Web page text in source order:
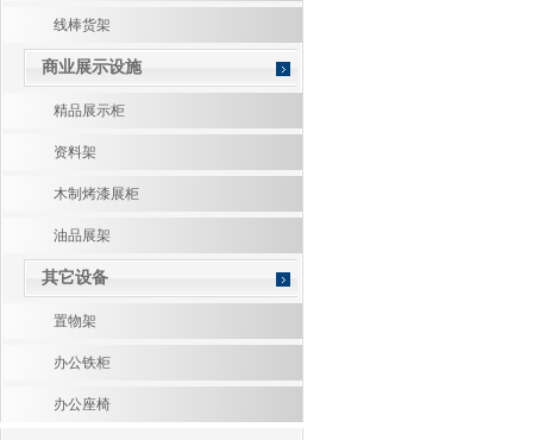
线棒货架
商业展示设施
精品展示柜
资料架
木制烤漆展柜
油品展架
其它设备
置物架
办公铁柜
办公座椅